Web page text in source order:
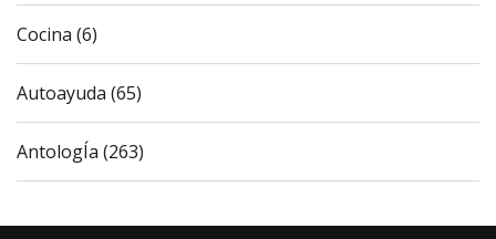
Cocina (6)
Autoayuda (65)
AntologÍa (263)